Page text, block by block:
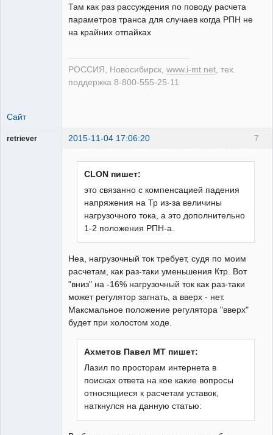
Там как раз рассуждения по поводу расчета
параметров транса для случаев когда РПН не
на крайних отпайках
РОССИЯ, Новосибирск, www.i-mt.net, тех.
поддержка 8-800-555-25-11
Сайт
7
retriever 2015-11-04 17:06:20
CLON пишет:
это связанно с компенсацией падения
напряжения на Тр из-за величины
нагрузочного тока, а это дополнительно
1-2 положения РПН-а.
Неа, нагрузочный ток требует, судя по моим
расчетам, как раз-таки уменьшения Ктр. Вот
"вниз" на -16% нагрузочный ток как раз-таки
может регулятор загнать, а вверх - нет.
Максмальное положение регулятора "вверх"
будет при холостом ходе.
Ахметов Павел МТ пишет:
Лазил по просторам интернета в
поисках ответа на кое какие вопросы
относящиеся к расчетам уставок,
наткнулся на данную статью: